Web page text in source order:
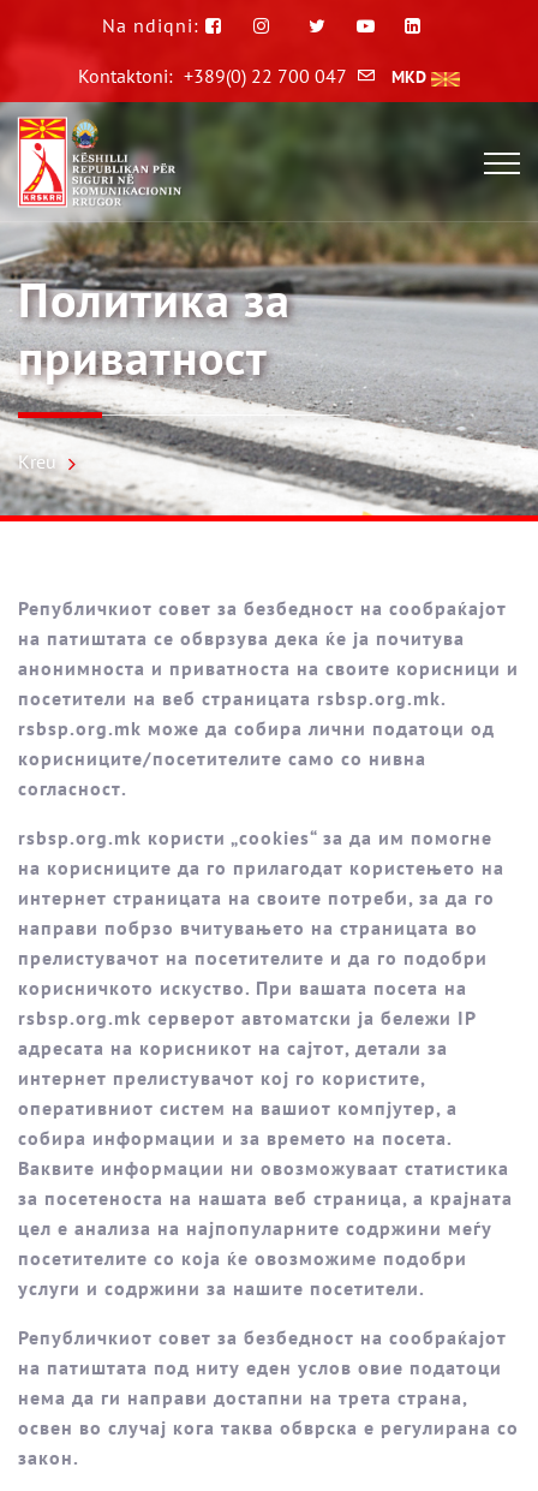
Na ndiqni:
Kontaktoni: +389(0) 22 700 047 MKD
Политика за
приватност
Kreu
Републичкиот совет за безбедност на сообраќајот
на патиштата се обврзува дека ќе ја почитува
анонимноста и приватноста на своите корисници и
посетители на веб страницата rsbsp.org.mk.
rsbsp.org.mk може да собира лични податоци од
корисниците/посетителите само со нивна
согласност.
rsbsp.org.mk користи „cookies“ за да им помогне
на корисниците да го прилагодат користењето на
интернет страницата на своите потреби, за да го
направи побрзо вчитувањето на страницата во
прелистувачот на посетителите и да го подобри
корисничкото искуство. При вашата посета на
rsbsp.org.mk серверот автоматски ја бележи IP
адресата на корисникот на сајтот, детали за
интернет прелистувачот кој го користите,
оперативниот систем на вашиот компјутер, а
собира информации и за времето на посета.
Ваквите информации ни овозможуваат статистика
за посетеноста на нашата веб страница, а крајната
цел е анализа на најпопуларните содржини меѓу
посетителите со која ќе овозможиме подобри
услуги и содржини за нашите посетители.
Републичкиот совет за безбедност на сообраќајот
на патиштата под ниту еден услов овие податоци
нема да ги направи достапни на трета страна,
освен во случај кога таква обврска е регулирана со
закон.